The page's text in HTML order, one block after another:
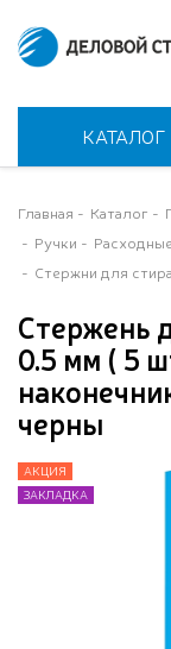
КАТАЛОГ
Главная Каталог
Ручки
Стержни для
Стержень
0.5 мм ( 5
черны
АКЦИЯ
ЗАКЛАДКА
АКЦИЯ
ЗАКЛАДКА